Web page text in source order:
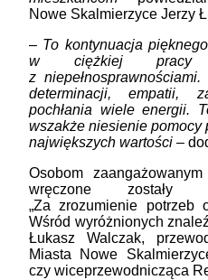
Nowe Skalmierzyce Jerzy
– To kontynuacja
w ciężkiej
z
determinacji, empatii,
pochłania wiele energii.
wszakże niesienie pomocy
największych wartości –
Osobom
wręczone zostały
„Za zrozumienie potrzeb
Wśród wyróżnionych
Łukasz Walczak,
Miasta Nowe
czy wiceprzewodnicząca